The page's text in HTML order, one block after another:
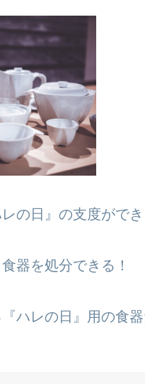
の日』の支度がで
器を処分できる！
ハレの日』用の食